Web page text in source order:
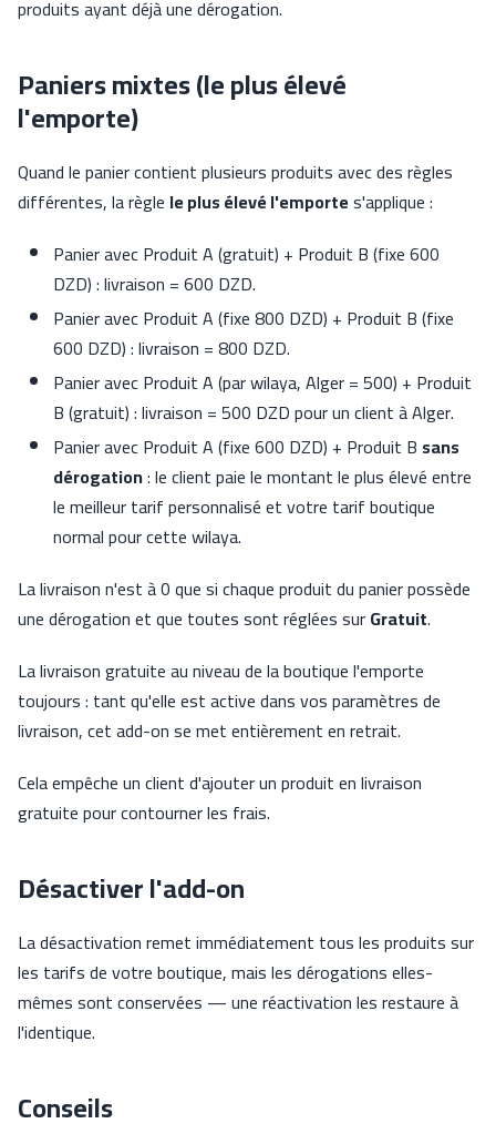
produits ayant déjà une dérogation.
Paniers mixtes (le plus élevé
l'emporte)
Quand le panier contient plusieurs produits avec des règles
différentes, la règle le plus élevé l'emportes'applique :
Panier avec Produit A (gratuit) + Produit B (fixe 600
DZD) : livraison = 600 DZD.
Panier avec Produit A (fixe 800 DZD) + Produit B (fixe
600 DZD) : livraison = 800 DZD.
Panier avec Produit A (par wilaya, Alger = 500) + Produit
B (gratuit) : livraison = 500 DZD pour un client à Alger.
Panier avec Produit A (fixe 600 DZD) + Produit B sans
dérogation: le client paie le montant le plus élevé entre
le meilleur tarif personnalisé et votre tarif boutique
normal pour cette wilaya.
La livraison n'est à 0 que si chaque produit du panier possède
une dérogation et que toutes sont réglées surGratuit.
La livraison gratuite au niveau de la boutique l'emporte
toujours : tant qu'elle est active dans vos paramètres de
livraison, cet add-on se met entièrement en retrait.
Cela empêche un client d'ajouter un produit en livraison
gratuite pour contourner les frais.
Désactiver l'add-on
La désactivation remet immédiatement tous les produits sur
les tarifs de votre boutique, mais les dérogations elles-
mêmes sont conservées — une réactivation les restaure à
l'identique.
Conseils